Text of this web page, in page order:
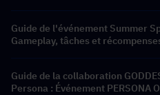
Guide de l'événement Summer
Gameplay, tâches et
Guide de la collaboration
Persona : Événement PERSONA